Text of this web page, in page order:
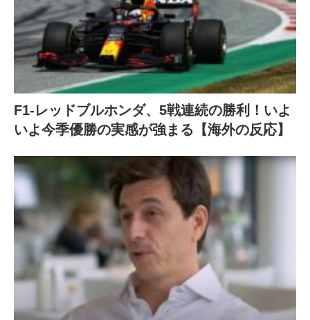
F1-レッドブルホンダ、5戦連続の勝利！いよ
いよ今季優勝の実感が強まる【海外の反応】